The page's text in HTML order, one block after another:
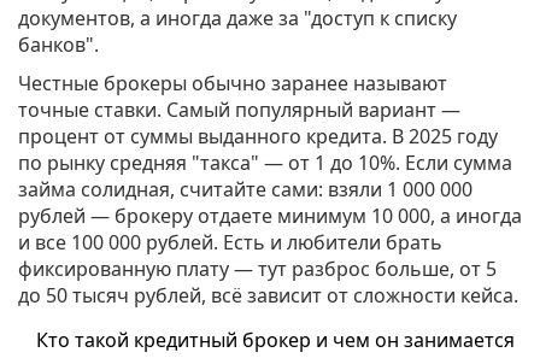
документов, а иногда даже за "доступ к списку
банков".
Честные брокеры обычно заранее называют
точные ставки. Самый популярный вариант —
процент от суммы выданного кредита. В 2025 году
по рынку средняя "такса" — от 1 до 10%. Если сумма
займа солидная, считайте сами: взяли 1 000 000
рублей — брокеру отдаете минимум 10 000, а иногда
и все 100 000 рублей. Есть и любители брать
фиксированную плату — тут разброс больше, от 5
до 50 тысяч рублей, всё зависит от сложности кейса.
Кто такой кредитный брокер и чем он занимается